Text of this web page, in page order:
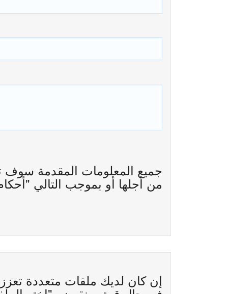
جميع المعلومات المقدمة
من أجلها أو بموجب التالي
إن كان لديك ملفات متعددة